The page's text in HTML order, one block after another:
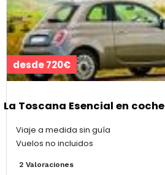
desde 720€
La Toscana Esencial en coche
Viaje a medida sin guía
Vuelos no incluidos
2 Valoraciones